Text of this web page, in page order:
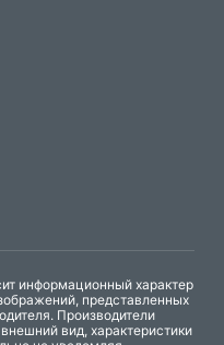
информационный характер
представленных
Производители
вид, характеристики